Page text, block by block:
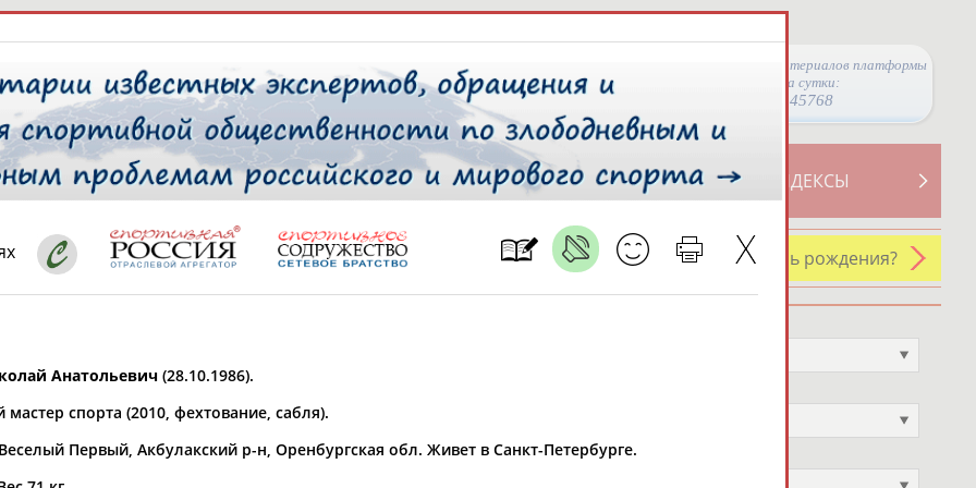
Просмотры материалов платформы
за сутки:
45768
СВОДНЫЕ ИНДЕКСЫ
ТАБЛО АКТИВНОСТИ
РЕСУРСНАЯ ПЛОЩАДКА
У кого сегодня день рождения?
проживания
Учёное звание
Анатольевич (28.10.1986).
спорта (2010, фехтование, сабля).
Первый, Акбулакский р-н, Оренбургская обл. Живет в Санкт-Петербурге.